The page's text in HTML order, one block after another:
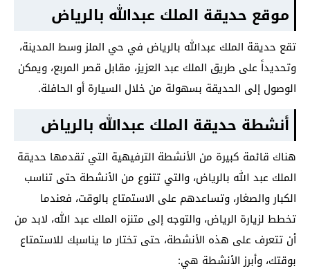
موقع حديقة الملك عبدالله بالرياض
تقع حديقة الملك عبدالله بالرياض في حي الملز وسط المدينة،
وتحديداً على طريق الملك عبد العزيز، مقابل قصر المربع، ويمكن
الوصول إلى الحديقة بسهولة من خلال السيارة أو الحافلة.
أنشطة حديقة الملك عبدالله بالرياض
هناك قائمة كبيرة من الأنشطة الترفيهية التي تقدمها حديقة
الملك عبد الله بالرياض، والتي تتنوع من الأنشطة حتى تناسب
الكبار والصغار، وتساعدهم على الاستمتاع بالوقت، فعندما
تخطط لزيارة الرياض، والتوجه إلى متنزه الملك عبد الله، لابد من
أن تتعرف على هذه الأنشطة، حتى تختار ما يناسبك للاستمتاع
بوقتك، وأبرز الأنشطة هي: